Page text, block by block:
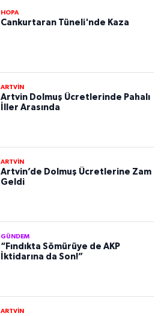
HOPA
Cankurtaran Tüneli'nde Kaza
ARTVİN
Artvin Dolmuş Ücretlerinde Pahalı
İller Arasında
ARTVİN
Artvin’de Dolmuş Ücretlerine Zam
Geldi
GÜNDEM
“Fındıkta Sömürüye de AKP
İktidarına da Son!”
ARTVİN